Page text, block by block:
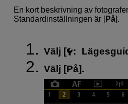
En kort beskrivning av
Standardinställningen är [På].
Välj [ :
Välj [På].